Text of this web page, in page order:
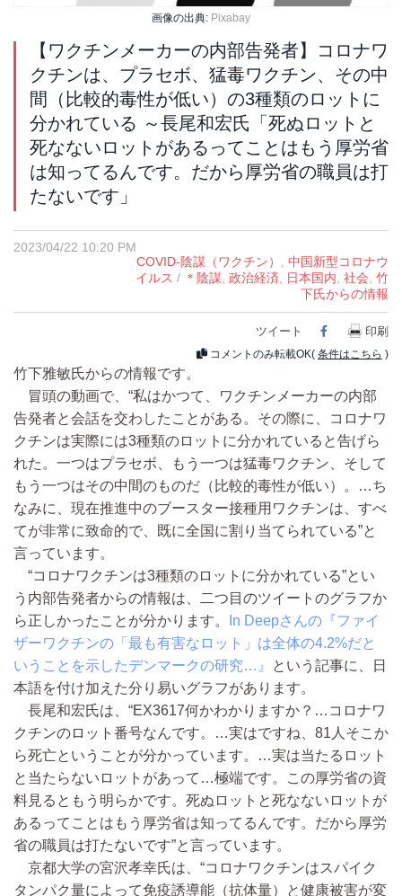
画像の出典: Pixabay
【ワクチンメーカーの内部告発者】コロナワ
クチンは、プラセボ、猛毒ワクチン、その中
間（比較的毒性が低い）の3種類のロットに
分かれている ～長尾和宏氏「死ぬロットと
死なないロットがあるってことはもう厚労省
は知ってるんです。だから厚労省の職員は打
たないです」
2023/04/22 10:20 PM
COVID-陰謀（ワクチン） , 中国新型コロナウ
イルス / ＊陰謀, 政治経済, 日本国内, 社会, 竹
下氏からの情報
ツイート Facebook
印刷
コメントのみ転載OK( 条件はこちら )
竹下雅敏氏からの情報です。
冒頭の動画で、“私はかつて、ワクチンメーカーの内部
告発者と会話を交わしたことがある。その際に、コロナワ
クチンは実際には3種類のロットに分かれていると告げら
れた。一つはプラセボ、もう一つは猛毒ワクチン、そして
もう一つはその中間のものだ（比較的毒性が低い）。…ち
なみに、現在推進中のブースター接種用ワクチンは、すべ
てが非常に致命的で、既に全国に割り当てられている”と
言っています。
“コロナワクチンは3種類のロットに分かれている”とい
う内部告発者からの情報は、二つ目のツイートのグラフか
ら正しかったことが分かります。
In Deepさんの『ファイ
ザーワクチンの「最も有害なロット」は全体の4.2%だと
いうことを示したデンマークの研究…』
という記事に、日
本語を付け加えた分り易いグラフがあります。
長尾和宏氏は、“EX3617何かわかりますか？…コロナワ
クチンのロット番号なんです。…実はですね、81人そこか
ら死亡ということが分かっています。…実は当たるロット
と当たらないロットがあって…極端です。この厚労省の資
料見るともう明らかです。死ぬロットと死なないロットが
あるってことはもう厚労省は知ってるんです。だから厚労
省の職員は打たないです”と言っています。
京都大学の宮沢孝幸氏は、“コロナワクチンはスパイク
タンパク量によって免疫誘導能（抗体量）と健康被害が変